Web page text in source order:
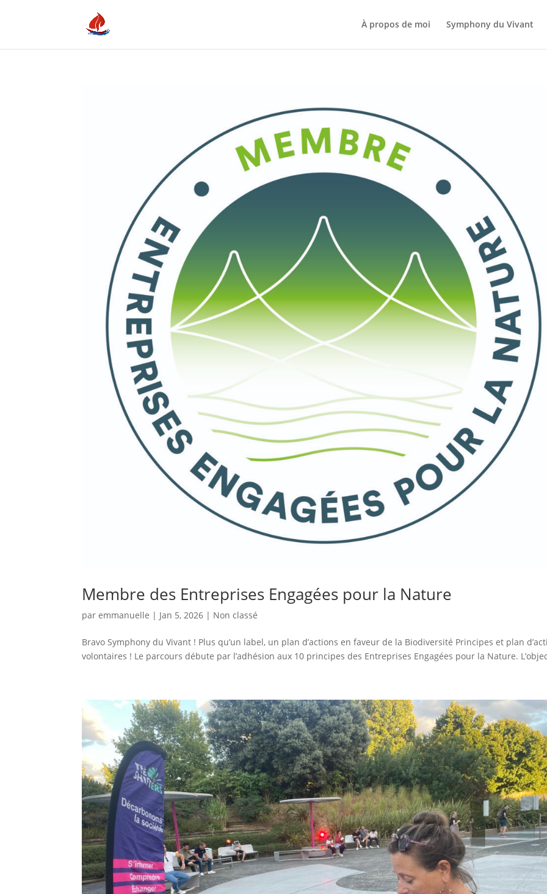
À propos de moi Symphony du Vivant
Membre des Entreprises Engagées pour la Nature
paremmanuelle | Jan 5, 2026 | Non classé
Bravo Symphony du Vivant ! Plus qu’un label, un plan d’actions en faveur de la Biodiversité Principes et plan
volontaires ! Le parcours débute par l’adhésion aux 10 principes des Entreprises Engagées pour la Nature.